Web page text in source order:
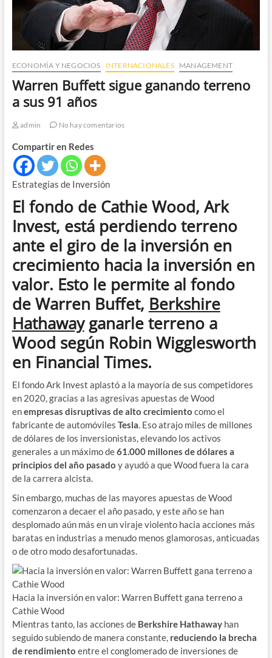
ECONOMÍA Y NEGOCIOS INTERNACIONALES MANAGEMENT
Warren Buffett sigue ganando terreno
a sus 91 años
admin No hay comentarios
Compartir en Redes
Estrategias de Inversión
El fondo de Cathie Wood, Ark
Invest, está perdiendo terreno
ante el giro de la inversión en
crecimiento hacia la inversión en
valor. Esto le permite al fondo
deWarren Buffet, Berkshire
Hathawayganarle terreno a
Wood según Robin Wigglesworth
en Financial Times.
El fondo Ark Invest aplastó a la mayoría de sus competidores
en 2020, gracias a las agresivas apuestas de Wood
enempresas disruptivas de alto crecimiento como el
fabricante de automóviles Tesla. Eso atrajo miles de millones
de dólares de los inversionistas, elevando los activos
generales a un máximo de61.000 millones de dólares a
principios del año pasado y ayudó a que Wood fuera la cara
de la carrera alcista.
Sin embargo, muchas de las mayores apuestas de Wood
comenzaron a decaer el año pasado, y este año se han
desplomado aún más en un viraje violento hacia acciones más
baratas en industrias a menudo menos glamorosas, anticuadas
o de otro modo desafortunadas.
Hacia la inversión en valor: Warren Buffett gana terreno a
Cathie Wood
Mientras tanto, las acciones de Berkshire Hathawayhan
seguido subiendo de manera constante, reduciendo la brecha
de rendimiento entre el conglomerado de inversiones de